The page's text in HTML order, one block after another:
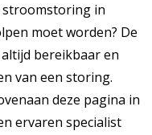
stroomstoring in
moet worden? De
bereikbaar en
van een storing.
deze pagina in
ervaren specialist